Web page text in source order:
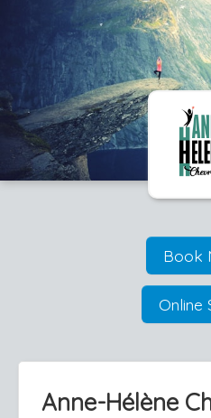
Book
Online
Anne-Hélène